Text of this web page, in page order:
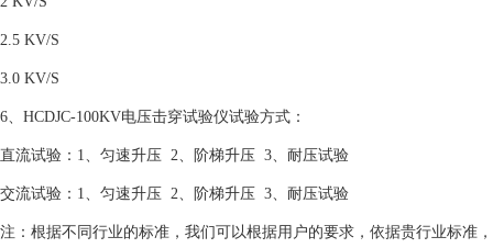
2.5 KV/S
3.0 KV/S
6、HCDJC-100KV电压击穿试验仪试验方式：
直流试验：1、匀速升压 2、阶梯升压 3、耐压试验
交流试验：1、匀速升压 2、阶梯升压 3、耐压试验
注：根据不同行业的标准，我们可以根据用户的要求，依据贵行业标准